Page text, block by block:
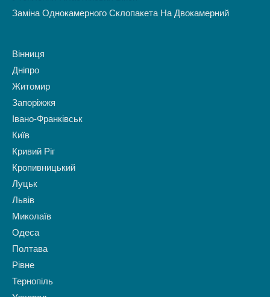
Заміна Однокамерного Склопакета На Двокамерний
Вінниця
Дніпро
Житомир
Запоріжжя
Івано-Франківськ
Київ
Кривий Ріг
Кропивницький
Луцьк
Львів
Миколаїв
Одеса
Полтава
Рівне
Тернопіль